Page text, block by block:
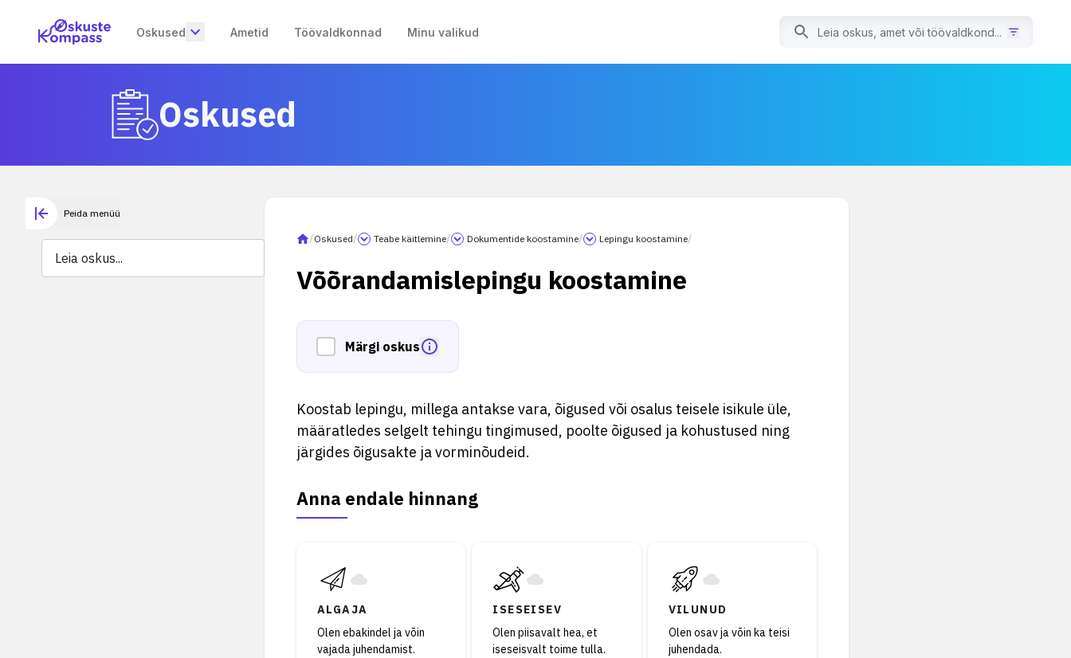
Oskused Ametid Töövaldkonnad Minu valikud
Oskused
Peida menüü
/Oskused/ Teabe käitlemine/ Dokumentide koostamine/ Lepingu koostamine/
Võõrandamislepingu koostamine
Märgi oskus
Koostab lepingu, millega antakse vara, õigused või osalus teisele isikule üle,
määratledes selgelt tehingu tingimused, poolte õigused ja kohustused ning
järgides õigusakte ja vorminõudeid.
Anna endale hinnang
ALGAJA
Olen ebakindel ja võin
vajada juhendamist.
ISESEISEV
Olen piisavalt hea, et
iseseisvalt toime tulla.
VILUNUD
Olen osav ja võin ka teisi
juhendada.